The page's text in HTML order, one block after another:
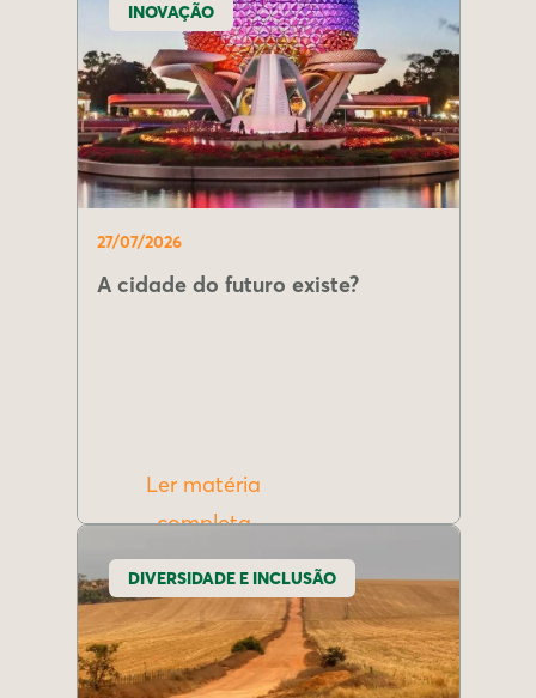
INOVAÇÃO
27/07/2026
A cidade do futuro existe?
Ler matéria
completa
DIVERSIDADE E INCLUSÃO